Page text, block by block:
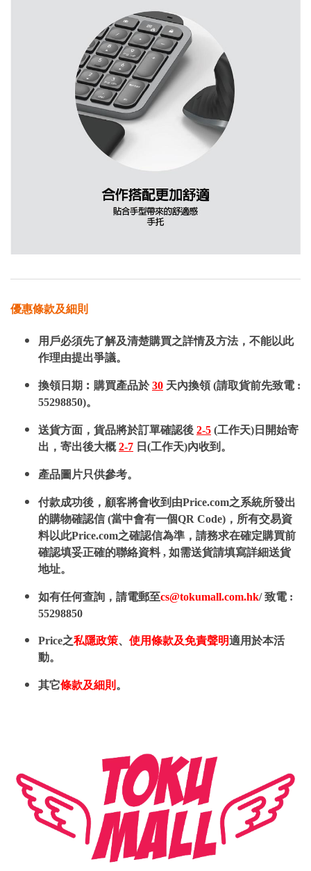
優惠條款及細則
用戶必須先了解及清楚購買之詳情及方法，不能以此
作理由提出爭議。
換領日期︰購買產品於30 天內換領 (請取貨前先致電 :
55298850)。
送貨方面，貨品將於訂單確認後 2-5 (工作天)日開始寄
出，寄出後大概2-7 日(工作天)內收到。
產品圖片只供參考。
付款成功後，顧客將會收到由Price.com之系統所發出
的購物確認信 (當中會有一個QR Code)，所有交易資
料以此Price.com之確認信為準，請務求在確定購買前
確認填妥正確的聯絡資料 , 如需送貨請填寫詳細送貨
地址。
如有任何查詢，請電郵至cs@tokumall.com.hk/ 致電 :
55298850
Price之私隱政策、 使用條款及免責聲明適用於本活
動。
其它條款及細則 。